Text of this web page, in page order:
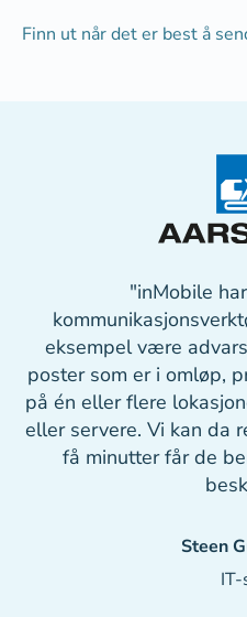
Finn ut når det er best å
"inMobile
eksempel være
poster som er i omløp,
på én eller flere
eller servere. Vi kan da
få minutter får de
Steen